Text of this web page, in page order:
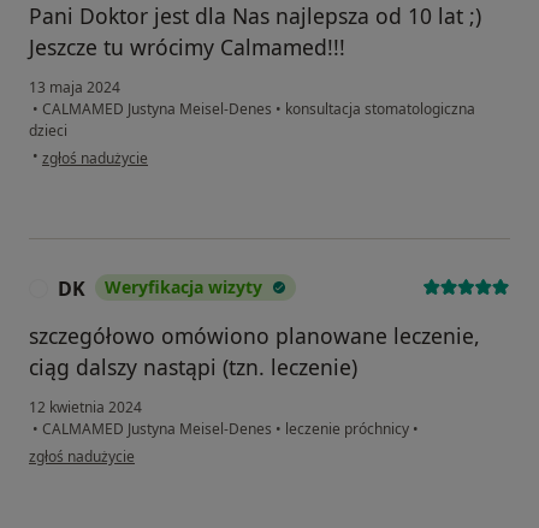
Pani Doktor jest dla Nas najlepsza od 10 lat ;)
Jeszcze tu wrócimy Calmamed!!!
13 maja 2024
• CALMAMED Justyna Meisel-Denes • konsultacja stomatologiczna
dzieci
• w opinii użytkownika M.R-U
zgłoś nadużycie
DK Weryfikacja wizyty
szczegółowo omówiono planowane leczenie,
ciąg dalszy nastąpi (tzn. leczenie)
12 kwietnia 2024
• CALMAMED Justyna Meisel-Denes • leczenie próchnicy •
w opinii użytkownika DK
zgłoś nadużycie